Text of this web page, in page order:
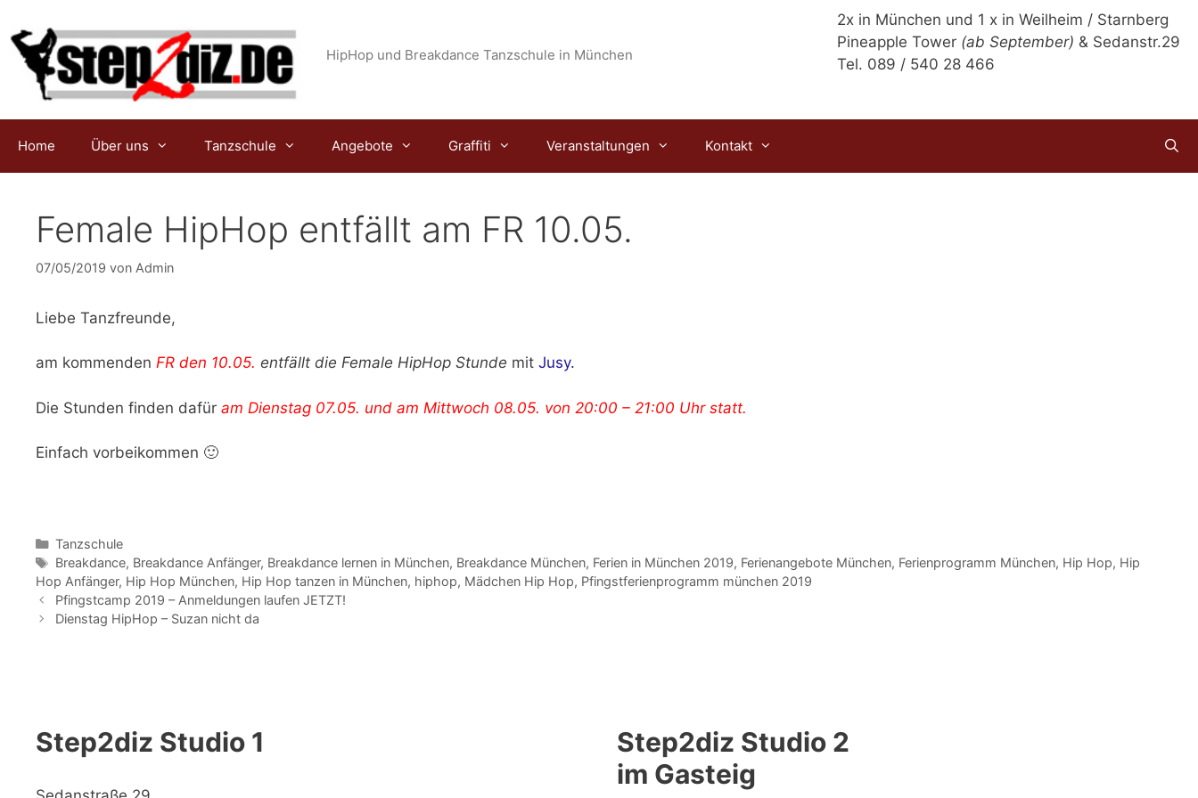
Inhalt
springen
2x in München und 1 x in Weilheim / Starnberg
Pineapple Tower (ab September) & Sedanstr.29
Tel. 089 / 540 28 466
HipHop und Breakdance Tanzschule in München
Home Über uns Tanzschule Angebote Graffiti Veranstaltungen Kontakt
Female HipHop entfällt am FR 10.05.
07/05/2019 von Admin
Liebe Tanzfreunde,
am kommenden FR den 10.05. entfällt die Female HipHop Stunde mit Jusy.
Die Stunden finden dafür am Dienstag 07.05. und am Mittwoch 08.05. von 20:00 – 21:00 Uhr statt.
Einfach vorbeikommen 🙂
Kategorien
Tanzschule
Schlagwörter
Breakdance, Breakdance Anfänger, Breakdance lernen in München, Breakdance München, Ferien in München 2019, Ferienangebote München, Ferienprogramm München, Hip Hop, Hip
Hop Anfänger, Hip Hop München, Hip Hop tanzen in München, hiphop, Mädchen Hip Hop, Pfingstferienprogramm münchen 2019
Pfingstcamp 2019 – Anmeldungen laufen JETZT!
Dienstag HipHop – Suzan nicht da
Step2diz Studio 1
Step2diz Studio 2
im Gasteig